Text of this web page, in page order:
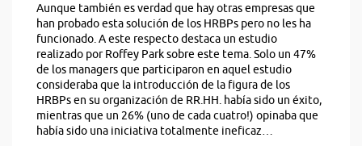
Aunque también es verdad que hay otras empresas que
han probado esta solución de los HRBPs pero no les ha
funcionado. A este respecto destaca un estudio
realizado por Roffey Park sobre este tema. Solo un 47%
de los managers que participaron en aquel estudio
consideraba que la introducción de la figura de los
HRBPs en su organización de RR.HH. había sido un éxito,
mientras que un 26% (uno de cada cuatro!) opinaba que
había sido una iniciativa totalmente ineficaz…